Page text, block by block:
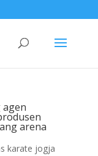
arena
karate jogja